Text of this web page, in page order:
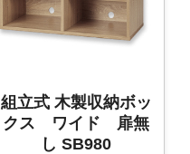
組立式 木製収納ボッ
クス ワイド 扉無
し SB980